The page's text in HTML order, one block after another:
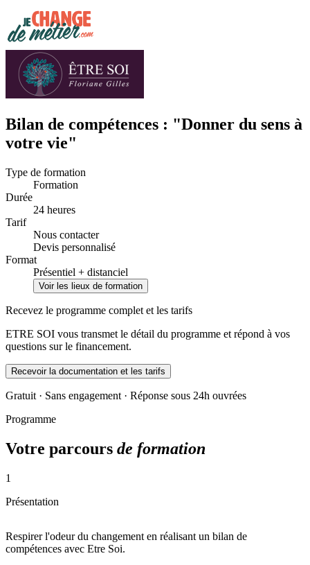
Bilan de compétences : "Donner du sens à
votre vie"
Type de formation
Formation
Durée
24 heures
Tarif
Nous contacter
Devis personnalisé
Format
Présentiel + distanciel
Voir les lieux de formation
Recevez le programme complet et les tarifs
ETRE SOI vous transmet le détail du programme et répond à vos
questions sur le financement.
Recevoir la documentation et les tarifs
Gratuit · Sans engagement · Réponse sous 24h ouvrées
Programme
Votre parcours de formation
1
Présentation
Respirer l'odeur du changement en réalisant un bilan de
compétences avec Etre Soi.